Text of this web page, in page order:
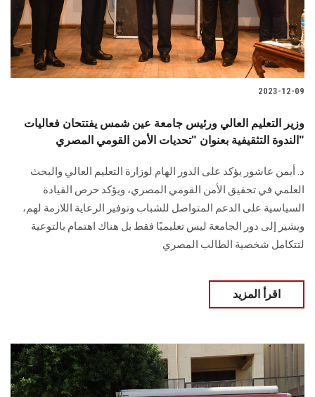
2023-12-09
وزير التعليم العالي ورئيس جامعة عين شمس يفتتحان فعاليات
الندوة التثقيفية بعنوان "تحديات الأمن القومي المصري"
د. أيمن عاشور يؤكد على الدور الهام لوزارة التعليم العالي والبحث
العلمي في تحقيق الأمن القومي المصري، ويؤكد حرص القيادة
السياسية على الدعم المتواصل للشباب وتوفير الرعاية اللازمة لهم،
ويشير إلى دور الجامعة ليس تعليميًا فقط بل هناك اهتمام بالتوعية
لتتكامل شخصية الطالب المصري
اقرأ المزيد